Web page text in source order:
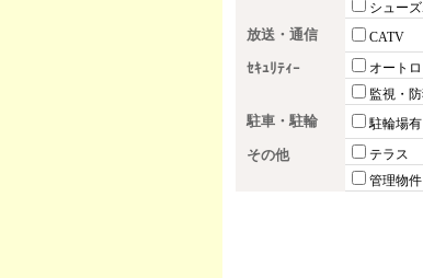
シュー
放送・通信 CATV
ｾｷｭﾘﾃｨｰ オートロ
監視・
駐車・駐輪 駐輪場有
その他 テラス
管理物件